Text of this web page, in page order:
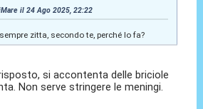
il 24 Ago 2025, 22:22
zitta, secondo te, perché lo fa?
si accontenta delle briciole
Non serve stringere le meningi.